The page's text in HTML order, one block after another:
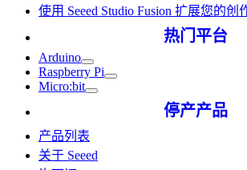
使用 Seeed Studio Fusion 扩展您的创
热门平台
Arduino
Raspberry Pi
Micro:bit
停产产品
产品列表
关于 Seeed